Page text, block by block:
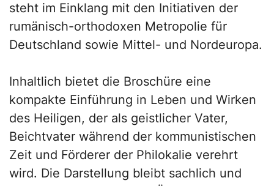
steht im Einklang mit den Initiativen der
rumänisch-orthodoxen Metropolie für
Deutschland sowie Mittel- und Nordeuropa.
Inhaltlich bietet die Broschüre eine
kompakte Einführung in Leben und Wirken
des Heiligen, der als geistlicher Vater,
Beichtvater während der kommunistischen
Zeit und Förderer der Philokalie verehrt
wird. Die Darstellung bleibt sachlich und